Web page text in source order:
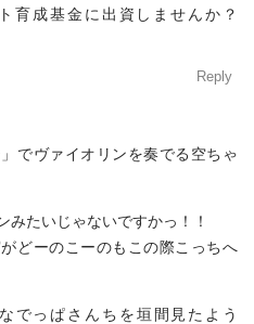
育成基金に出資しませんか？
Reply
でヴァイオリンを奏でる空ちゃ
みたいじゃないですかっ！！
どーのこーのもこの際こっちへ
でっぱさんちを垣間見たよう